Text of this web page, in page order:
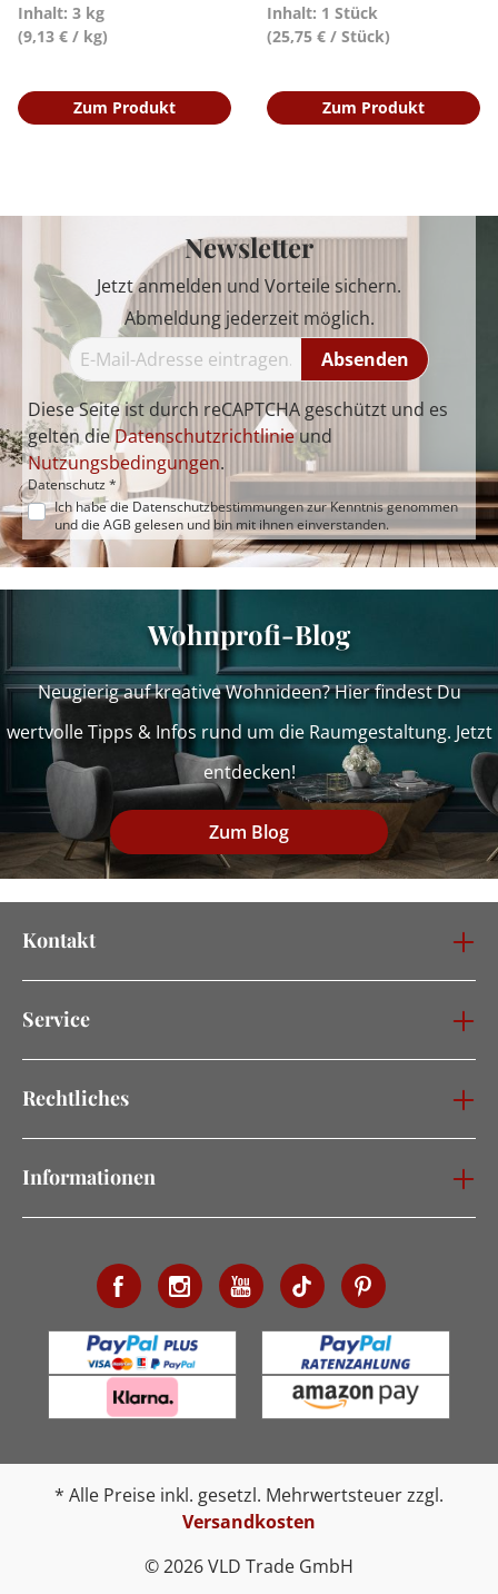
Inhalt: 3 kg
(9,13 € / kg)
Zum Produkt
Inhalt: 1 Stück
(25,75 € / Stück)
Zum Produkt
Newsletter
Jetzt anmelden und Vorteile sichern.
Abmeldung jederzeit möglich.
Absenden
Diese Seite ist durch reCAPTCHA geschützt und es
gelten dieDatenschutzrichtlinieund
Nutzungsbedingungen.
Datenschutz *
Ich habe die Datenschutzbestimmungenzur Kenntnis genommen
und die AGB gelesen und bin mit ihnen einverstanden.
Wohnprofi-Blog
Neugierig auf kreative Wohnideen? Hier findest Du
wertvolle Tipps & Infos rund um die Raumgestaltung. Jetzt
entdecken!
Zum Blog
Kontakt
Service
Rechtliches
Informationen
* Alle Preise inkl. gesetzl. Mehrwertsteuer zzgl.
Versandkosten
© 2026 VLD Trade GmbH